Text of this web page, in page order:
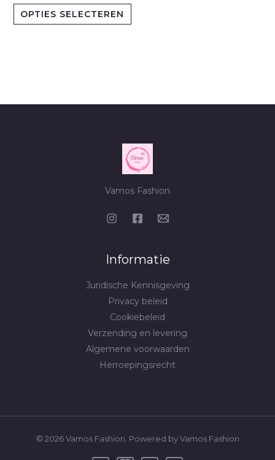
OPTIES SELECTEREN
Dit
product
optie
worden
op
Vamos Fashion
Informatie
Juridische Kennisgeving
Privacy beleid
Cookiebeleid
Verzending en levering
Algemene voorwaarden
Herroepingsrecht
© 2026 Vamos Fashion. Powered by Vamos Fashion